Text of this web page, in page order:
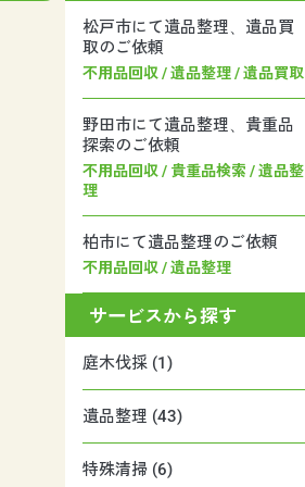
松戸市にて遺品整理、遺品買
取のご依頼
不用品回収 / 遺品整理 / 遺品買取
野田市にて遺品整理、貴重品
探索のご依頼
不用品回収 / 貴重品検索 / 遺品整
理
柏市にて遺品整理のご依頼
不用品回収 / 遺品整理
サービスから探す
庭木伐採 (1)
遺品整理 (43)
特殊清掃 (6)